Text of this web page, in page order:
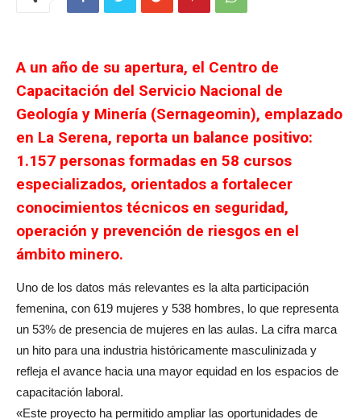
A un año de su apertura, el Centro de
Capacitación del Servicio Nacional de
Geología y Minería (Sernageomin), emplazado
en La Serena, reporta un balance positivo:
1.157 personas formadas en 58 cursos
especializados, orientados a fortalecer
conocimientos técnicos en seguridad,
operación y prevención de riesgos en el
ámbito minero.
Uno de los datos más relevantes es la alta participación
femenina, con 619 mujeres y 538 hombres, lo que representa
un 53% de presencia de mujeres en las aulas. La cifra marca
un hito para una industria históricamente masculinizada y
refleja el avance hacia una mayor equidad en los espacios de
capacitación laboral.
«Este proyecto ha permitido ampliar las oportunidades de